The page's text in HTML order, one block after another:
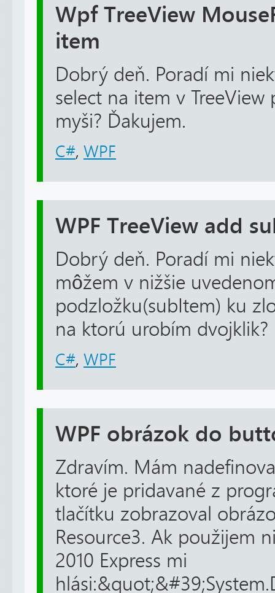
Wpf TreeView
item
Dobrý deň. Poradí mi
select na item v
myši? Ďakujem.
C#, WPF
WPF TreeView add
Dobrý deň. Poradí mi
môžem v nižšie
podzložku(subItem) ku
na ktorú urobím dvojklik?
C#, WPF
WPF obrázok do
Zdravím. Mám
ktoré je pridavané z
tlačítku zobrazoval
Resource3. Ak použijem
2010 Express mi